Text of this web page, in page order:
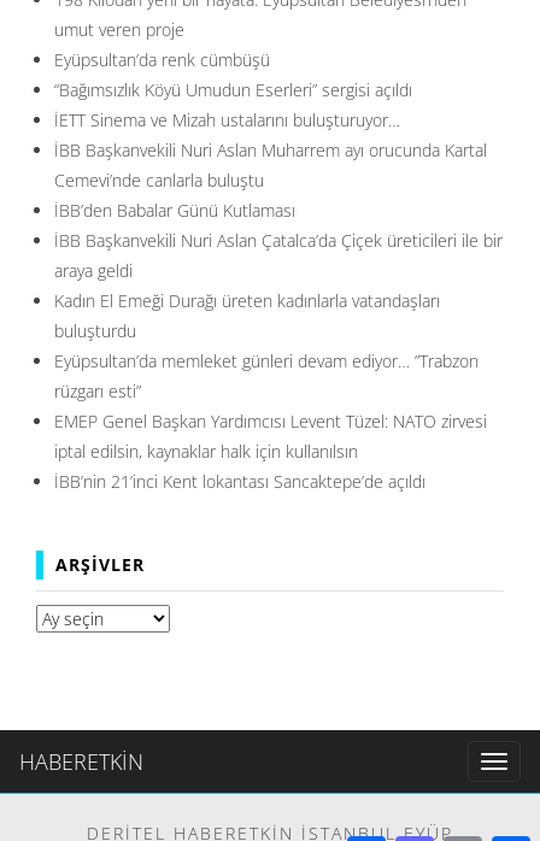
umut veren proje
Eyüpsultan’da renk cümbüşü
“Bağımsızlık Köyü Umudun Eserleri” sergisi açıldı
İETT Sinema ve Mizah ustalarını buluşturuyor…
İBB Başkanvekili Nuri Aslan Muharrem ayı orucunda Kartal
Cemevi’nde canlarla buluştu
İBB’den Babalar Günü Kutlaması
İBB Başkanvekili Nuri Aslan Çatalca’da Çiçek üreticileri ile bir
araya geldi
Kadın El Emeği Durağı üreten kadınlarla vatandaşları
buluşturdu
Eyüpsultan’da memleket günleri devam ediyor… ”Trabzon
rüzgarı esti”
EMEP Genel Başkan Yardımcısı Levent Tüzel: NATO zirvesi
iptal edilsin, kaynaklar halk için kullanılsın
İBB’nin 21’inci Kent lokantası Sancaktepe’de açıldı
ARŞIVLER
Arşivler
HABERETKİN
Toggle
DERITEL HABERETKIN İSTANBUL EYÜP